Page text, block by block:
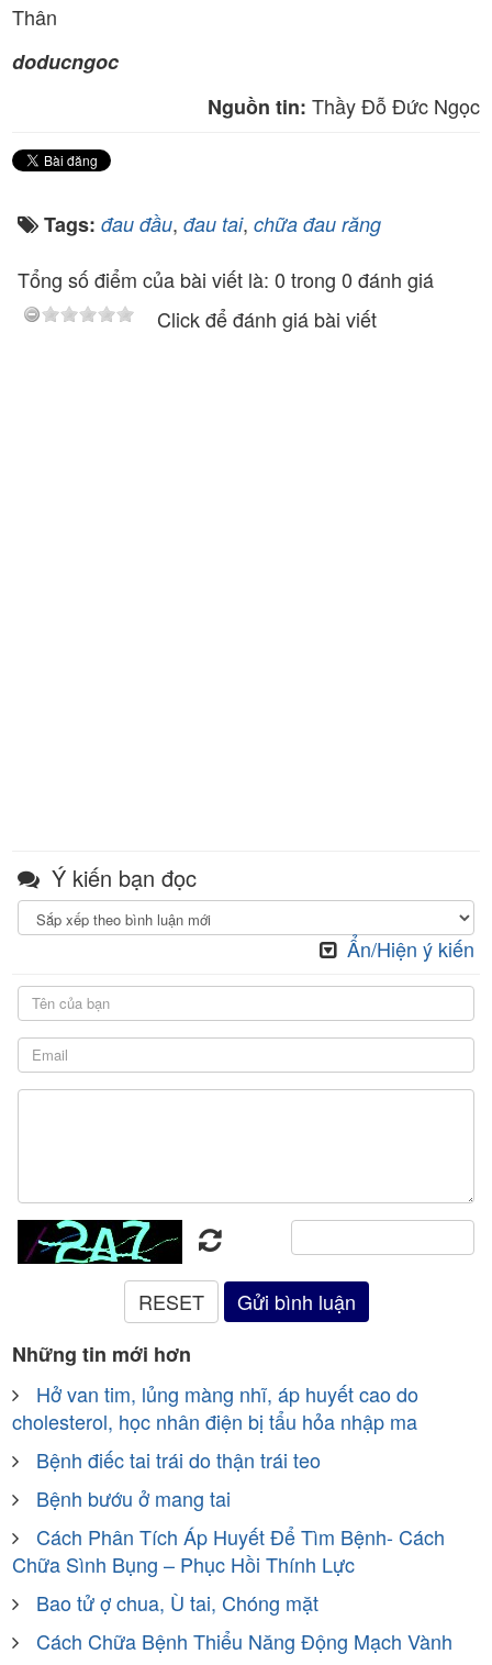
Thân
doducngoc
Nguồn tin: Thầy Đỗ Đức Ngọc
Tags: đau đầu, đau tai, chữa đau răng
Tổng số điểm của bài viết là: 0 trong 0 đánh giá
Click để đánh giá bài viết
Ý kiến bạn đọc
Ẩn/Hiện ý kiến
Những tin mới hơn
Hở van tim, lủng màng nhĩ, áp huyết cao do
cholesterol, học nhân điện bị tẩu hỏa nhập ma
Bệnh điếc tai trái do thận trái teo
Bệnh bướu ở mang tai
Cách Phân Tích Áp Huyết Để Tìm Bệnh- Cách
Chữa Sình Bụng – Phục Hồi Thính Lực
Bao tử ợ chua, Ù tai, Chóng mặt
Cách Chữa Bệnh Thiểu Năng Động Mạch Vành